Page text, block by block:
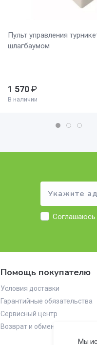
Пульт управления
шлагбаумом
1 570₽
В наличии
Соглашаюсь
Помощь покупателю
Условия доставки
Гарантийные обязательства
Сервисный центр
Возврат и обмен
Мы